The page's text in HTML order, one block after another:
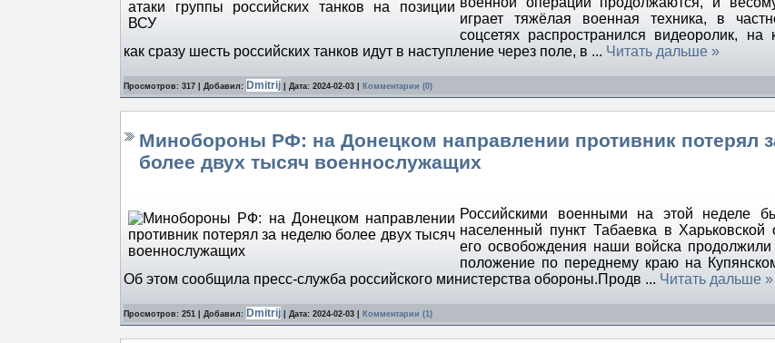
играет тяжёлая военная техника, в
соцсетях распространился видеоролик, на
как сразу шесть российских танков идут в наступление через поле, в ... Читать дальше »
Просмотров: 317 | Добавил: Dmitrij | Дата: 2024-02-03 Комментарии (0)
Минобороны РФ: на Донецком направлении противник потерял
более двух тысяч военнослужащих
Российскими военными на этой неделе
населенный пункт Табаевка в Харьковской
его освобождения наши войска
положение по переднему краю на
Об этом сообщила пресс-служба российского министерства обороны.Продв ... Читать дальше »
Просмотров: 251 | Добавил: Dmitrij | Дата: 2024-02-03 Комментарии (1)